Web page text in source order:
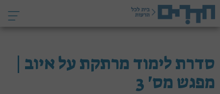
לדלג
לתוכן
סדרת לימוד מרתקת על איוב |
מפגש מס' 3